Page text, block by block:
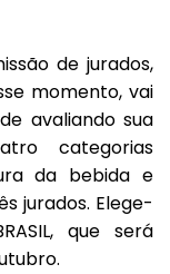
de jurados,
momento, vai
avaliando sua
categorias
da bebida e
jurados. Elege-
que será